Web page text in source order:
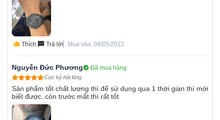
Thích Trả lời Mua vào: 06/05/2022
Nguyễn Đức Phương Đã mua hàng
Cực kỳ hài lòng
Sản phẩm tốt chất lượng thì để sử dụng qua 1 thời gian thì mới
biết được..còn trước mắt thì rất tốt